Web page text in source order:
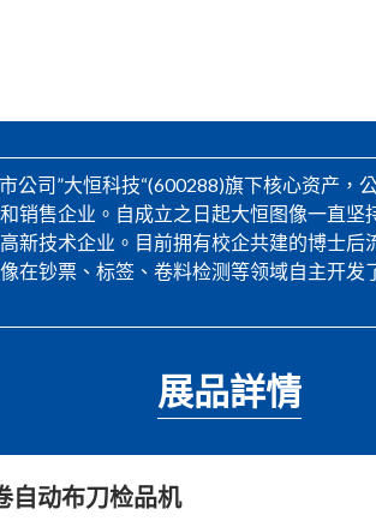
公司”大恒科技“(600288)旗下核心资产
销售企业。自成立之日起大恒图像一直
新技术企业。目前拥有校企共建的博士
在钞票、标签、卷料检测等领域自主开
展品詳情
自动布刀检品机